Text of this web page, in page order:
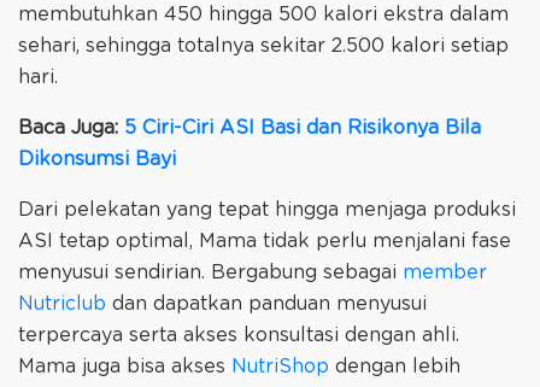
membutuhkan 450 hingga 500 kalori ekstra dalam
sehari, sehingga totalnya sekitar 2.500 kalori setiap
hari.
Baca Juga: 5 Ciri-Ciri ASI Basi dan Risikonya Bila
Dikonsumsi Bayi
Dari pelekatan yang tepat hingga menjaga produksi
ASI tetap optimal, Mama tidak perlu menjalani fase
menyusui sendirian. Bergabung sebagai member
Nutriclub dan dapatkan panduan menyusui
terpercaya serta akses konsultasi dengan ahli.
Mama juga bisa akses NutriShop dengan lebih